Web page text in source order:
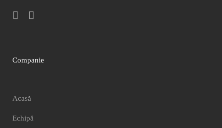
Companie
Acasă
Echipă